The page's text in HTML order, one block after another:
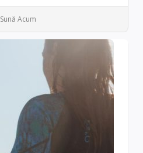
Sună Acum